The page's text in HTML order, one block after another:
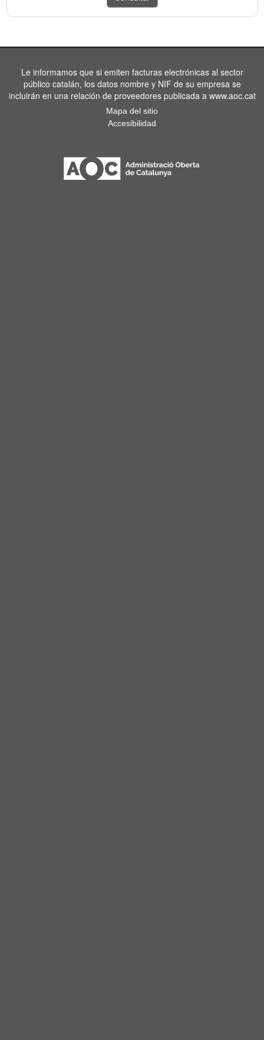
Le informamos que si emiten facturas electrónicas al sector
público catalán, los datos nombre y NIF de su empresa se
incluirán en una relación de proveedores publicada a www.aoc.cat
Mapa del sitio
Accesibilidad